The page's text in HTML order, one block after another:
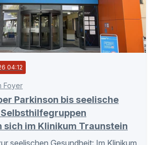
04:12
Foyer
Parkinson bis seelische
sich im Klinikum Traunstein
seelischen Gesundheit: Im Klinikum